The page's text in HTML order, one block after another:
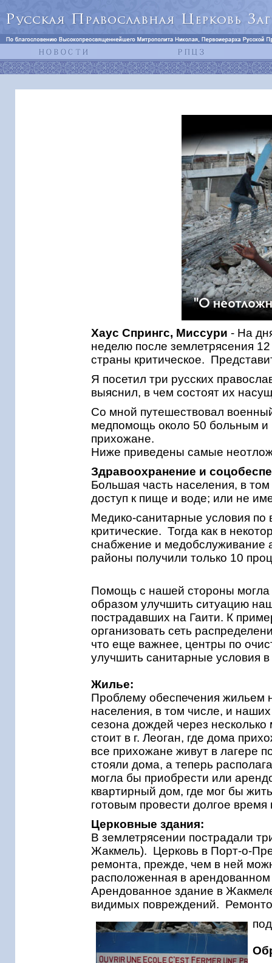
Хаус Спрингс, Миссури - На
неделю после землетрясения
страны критическое.
Я посетил три русских
выяснил, в чем состоят их
Со мной путешествовал
медпомощь около 50 больным
прихожане.
Ниже приведены самые
Здравоохранение и
Большая часть населения, в
доступ к пище и воде; или не
Медико-санитарные условия по
критические. Тогда как в
снабжение и медобслуживание
районы получили только 10
Помощь с нашей стороны
образом улучшить ситуацию
пострадавших на Гаити. К
организовать сеть
что еще важнее, центры по
улучшить санитарные условия
Жилье:
Проблему обеспечения жильем
населения, в том числе, и
сезона дождей через
стоит в г. Леоган, где дома
все прихожане живут в лагере
стояли дома, а теперь
могла бы приобрести или
квартирный дом, где мог бы
готовым провести долгое
Церковные здания:
В землетрясении пострадали
Жакмель). Церковь в Порт-о-
ремонта, прежде, чем в ней
расположенная в
Арендованное здание в
видимых повреждений.